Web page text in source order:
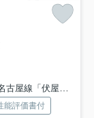
線「伏屋」駅 徒歩25分
能評価書付